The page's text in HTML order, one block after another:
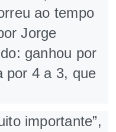
ao tempo
Jorge
ganhou por
por 4 a 3, que
importante”,